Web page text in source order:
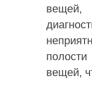
вещей,